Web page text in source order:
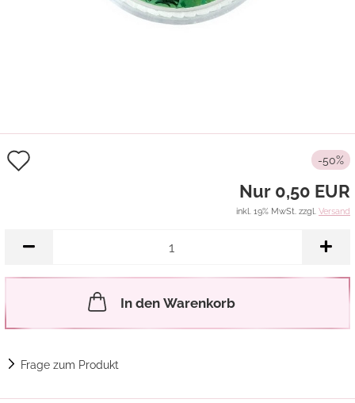
-50%
Nur 0,50 EUR
inkl. 19% MwSt. zzgl. Versand
In den Warenkorb
Frage zum Produkt